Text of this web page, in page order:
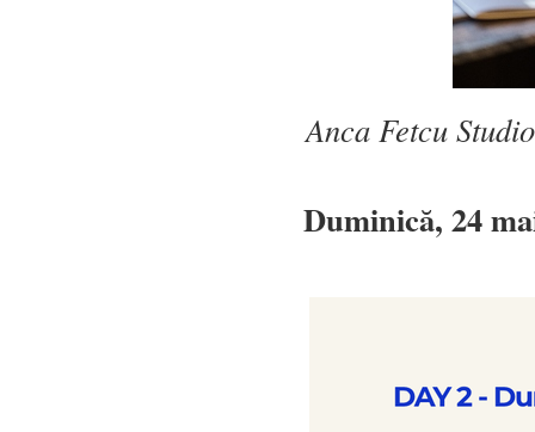
Anca Fetcu
Duminică, 24